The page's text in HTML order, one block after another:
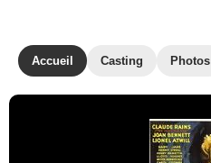
Accueil Casting Photos